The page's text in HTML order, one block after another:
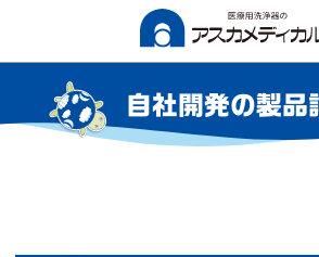
content
自社開発の製品